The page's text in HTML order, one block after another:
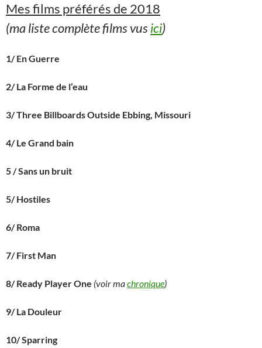
Mes films préférés de 2018
(ma liste complète films vusici)
1/ En Guerre
2/ La Forme de l’eau
3/ Three Billboards Outside Ebbing, Missouri
4/ Le Grand bain
5 / Sans un bruit
5/ Hostiles
6/ Roma
7/ First Man
8/ Ready Player One (voir machronique)
9/ La Douleur
10/ Sparring